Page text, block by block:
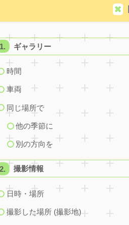
ギャラリー
時間
車両
同じ場所で
他の季節に
別の方向を
撮影情報
日時・場所
撮影した場所 (撮影地)